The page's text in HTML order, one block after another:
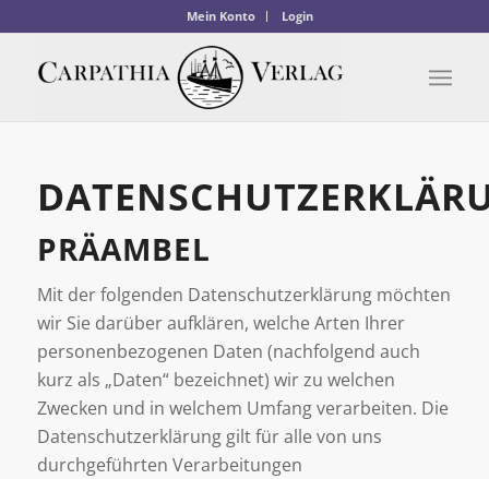
Mein Konto Login
PRÄAMBEL
Mit der folgenden Datenschutzerklärung möchten
wir Sie darüber aufklären, welche Arten Ihrer
personenbezogenen Daten (nachfolgend auch
kurz als „Daten“ bezeichnet) wir zu welchen
Zwecken und in welchem Umfang verarbeiten. Die
Datenschutzerklärung gilt für alle von uns
durchgeführten Verarbeitungen